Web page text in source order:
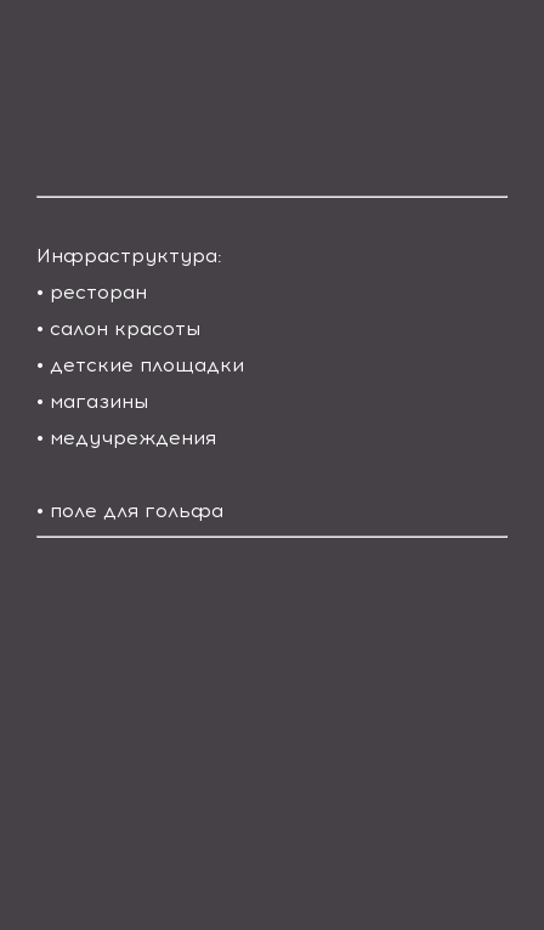
Инфраструктура:
• ресторан
• салон красоты
• детские площадки
• магазины
• медучреждения
• поле для гольфа